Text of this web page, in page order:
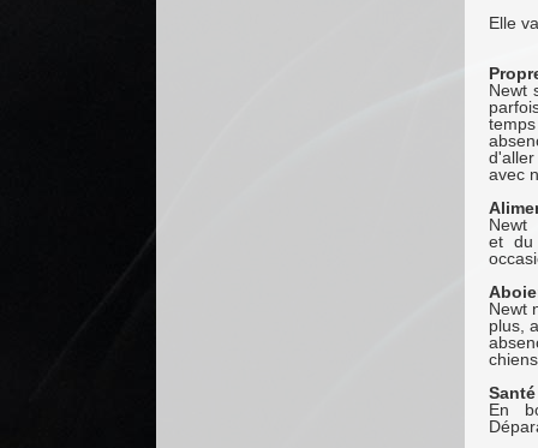
Elle
Newt
avec
Newt
et du
Newt
plus,
Santé
En